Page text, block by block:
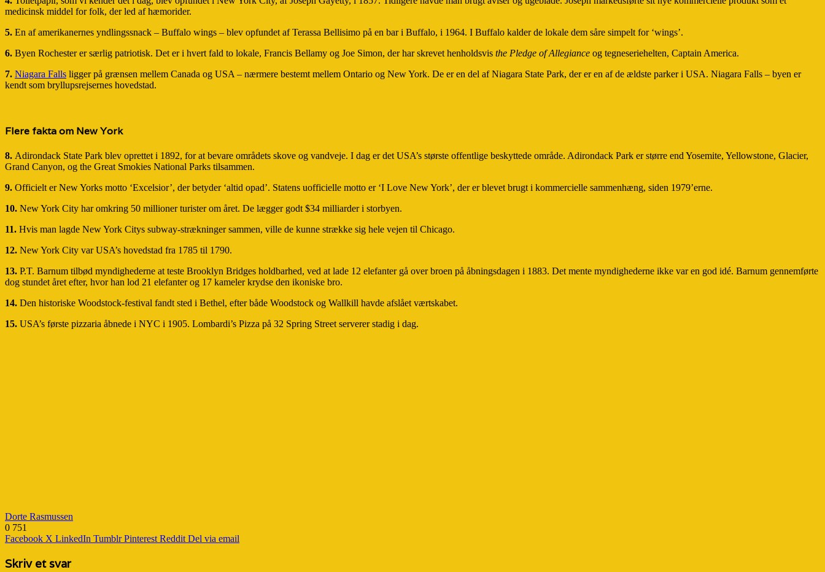
medicinsk middel for folk, der led af hæmorider.
5. En af amerikanernes yndlingssnack – Buffalo wings – blev opfundet af Terassa Bellisimo på en bar i Buffalo, i 1964. I Buffalo kalder de lokale dem såre simpelt for ‘wings’.
6. Byen Rochester er særlig patriotisk. Det er i hvert fald to lokale, Francis Bellamy og Joe Simon, der har skrevet henholdsvis the Pledge of Allegiance og tegneseriehelten, Captain America.
7. Niagara Falls ligger på grænsen mellem Canada og USA – nærmere bestemt mellem Ontario og New York. De er en del af Niagara State Park, der er en af de ældste parker i USA. Niagara Falls – byen er
kendt som bryllupsrejsernes hovedstad.
Flere fakta om New York
8. Adirondack State Park blev oprettet i 1892, for at bevare områdets skove og vandveje. I dag er det USA’s største offentlige beskyttede område. Adirondack Park er større end Yosemite, Yellowstone, Glacier,
Grand Canyon, og the Great Smokies National Parks tilsammen.
9. Officielt er New Yorks motto ‘Excelsior’, der betyder ‘altid opad’. Statens uofficielle motto er ‘I Love New York’, der er blevet brugt i kommercielle sammenhæng, siden 1979’erne.
10. New York City har omkring 50 millioner turister om året. De lægger godt $34 milliarder i storbyen.
11. Hvis man lagde New York Citys subway-strækninger sammen, ville de kunne strække sig hele vejen til Chicago.
12. New York City var USA’s hovedstad fra 1785 til 1790.
13. P.T. Barnum tilbød myndighederne at teste Brooklyn Bridges holdbarhed, ved at lade 12 elefanter gå over broen på åbningsdagen i 1883. Det mente myndighederne ikke var en god idé. Barnum gennemførte
dog stundet året efter, hvor han lod 21 elefanter og 17 kameler krydse den ikoniske bro.
14. Den historiske Woodstock-festival fandt sted i Bethel, efter både Woodstock og Wallkill havde afslået værtskabet.
15. USA’s første pizzaria åbnede i NYC i 1905. Lombardi’s Pizza på 32 Spring Street serverer stadig i dag.
Dorte Rasmussen
0 751
Facebook X LinkedIn Tumblr Pinterest Reddit Del via email
Skriv et svar